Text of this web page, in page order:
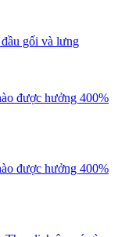
gối và lưng
được hưởng 400%
được hưởng 400%